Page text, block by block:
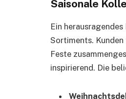
Saisonale
Ein
Sortiments.
Feste
inspirierend. Die